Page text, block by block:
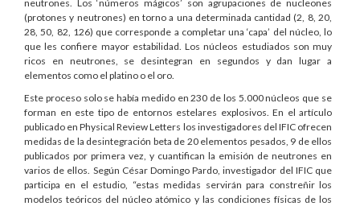
neutrones. Los ‘números mágicos’ son agrupaciones de nucleones
(protones y neutrones) en torno a una determinada cantidad (2, 8, 20,
28, 50, 82, 126) que corresponde a completar una ‘capa’ del núcleo, lo
que les confiere mayor estabilidad. Los núcleos estudiados son muy
ricos en neutrones, se desintegran en segundos y dan lugar a
elementos como el platino o el oro.
Este proceso solo se había medido en 230 de los 5.000 núcleos que se
forman en este tipo de entornos estelares explosivos. En el artículo
publicado en Physical Review Letters los investigadores del IFIC ofrecen
medidas de la desintegración beta de 20 elementos pesados, 9 de ellos
publicados por primera vez, y cuantifican la emisión de neutrones en
varios de ellos. Según César Domingo Pardo, investigador del IFIC que
participa en el estudio, “estas medidas servirán para constreñir los
modelos teóricos del núcleo atómico y las condiciones físicas de los